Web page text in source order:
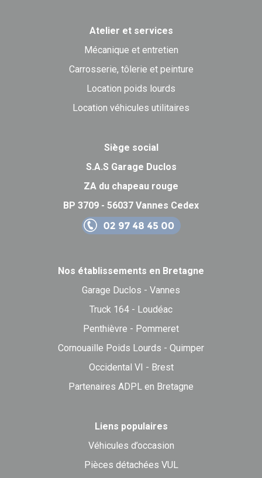
Atelier et services
Mécanique et entretien
Carrosserie, tôlerie et peinture
Location poids lourds
Location véhicules utilitaires
Siège social
S.A.S Garage Duclos
ZA du chapeau rouge
BP 3709 - 56037 Vannes Cedex
Nos établissements en Bretagne
Garage Duclos - Vannes
Truck 164 - Loudéac
Penthièvre - Pommeret
Cornouaille Poids Lourds - Quimper
Occidental VI - Brest
Partenaires ADPL en Bretagne
Liens populaires
Véhicules d’occasion
Pièces détachées VUL